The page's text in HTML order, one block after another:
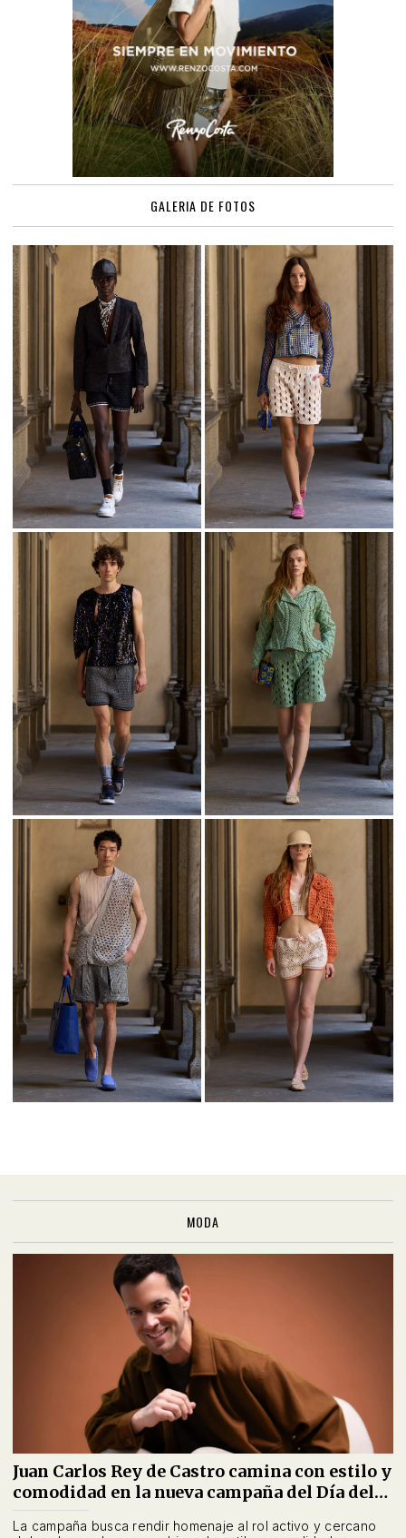
GALERIA DE FOTOS
MODA
Juan Carlos Rey de Castro camina con estilo y
comodidad en la nueva campaña del Día del
La campaña busca rendir homenaje al rol activo y cercano